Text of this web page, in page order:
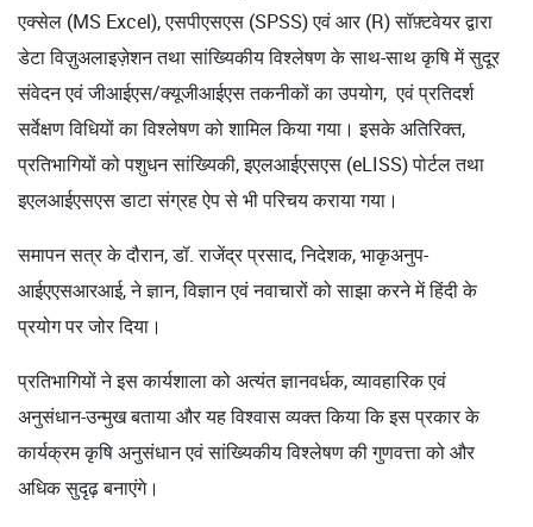
एक्सेल (MS Excel), एसपीएसएस (SPSS) एवं आर (R) सॉफ़्टवेयर द्वारा
डेटा विज़ुअलाइज़ेशन तथा सांख्यिकीय विश्लेषण के साथ-साथ कृषि में सुदूर
संवेदन एवं जीआईएस/क्यूजीआईएस तकनीकों का उपयोग, एवं प्रतिदर्श
सर्वेक्षण विधियों का विश्लेषण को शामिल किया गया। इसके अतिरिक्त,
प्रतिभागियों को पशुधन सांख्यिकी, इएलआईएसएस (eLISS) पोर्टल तथा
इएलआईएसएस डाटा संग्रह ऐप से भी परिचय कराया गया।
समापन सत्र के दौरान, डॉ. राजेंद्र प्रसाद, निदेशक, भाकृअनुप-
आईएएसआरआई, ने ज्ञान, विज्ञान एवं नवाचारों को साझा करने में हिंदी के
प्रयोग पर जोर दिया।
प्रतिभागियों ने इस कार्यशाला को अत्यंत ज्ञानवर्धक, व्यावहारिक एवं
अनुसंधान-उन्मुख बताया और यह विश्वास व्यक्त किया कि इस प्रकार के
कार्यक्रम कृषि अनुसंधान एवं सांख्यिकीय विश्लेषण की गुणवत्ता को और
अधिक सुदृढ़ बनाएंगे।